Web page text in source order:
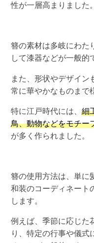
性が一層高まりました。
簪の素材は多岐にわた
して漆器などが一般的
また、形状やデザイン
常に華やかなものまで
特に江戸時代には、細
鳥、動物などをモチー
が多く作られました。
簪の使用方法は、単に
和装のコーディネート
します。
例えば、季節に応じた
り、特定の行事や儀式